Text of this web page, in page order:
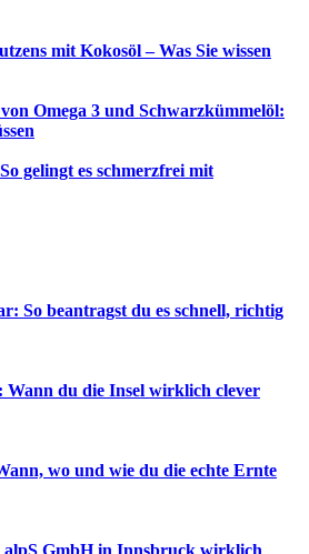
mit Kokosöl – Was Sie wissen
Omega 3 und Schwarzkümmelöl:
gelingt es schmerzfrei mit
So beantragst du es schnell, richtig
Wann du die Insel wirklich clever
wo und wie du die echte Ernte
alpS GmbH in Innsbruck wirklich